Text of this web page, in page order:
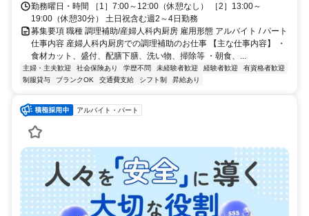
勤務曜日・時間 ［1］7:00～12:00（休憩なし） ［2］13:00～
19:00（休憩30分） 土日祝含む週2～4日勤務
募集要項 職種 調理補助/産婦人科内厨房 雇用形態 アルバイト / パート
仕事内容 産婦人科内厨房での調理補助のお仕事 【主な仕事内容】 ・
食材カット、盛付、配膳下膳、洗い物、掃除等 ・朝食、...
主婦・主夫歓迎 社会保険あり 学歴不問 未経験者歓迎 経験者歓迎
有資格者歓迎
制服貸与
ブランクOK 交通費支給 シフト制 昇給あり
アルバイト・パート